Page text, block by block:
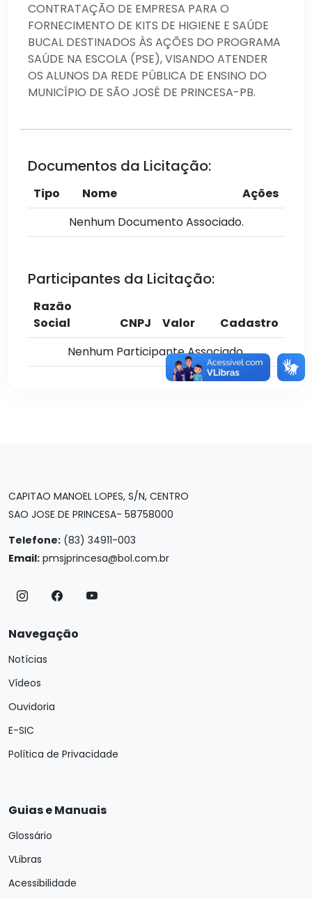
CONTRATAÇÃO DE EMPRESA PARA O
FORNECIMENTO DE KITS DE HIGIENE E SAÚDE
BUCAL DESTINADOS ÀS AÇÕES DO PROGRAMA
SAÚDE NA ESCOLA (PSE), VISANDO ATENDER
OS ALUNOS DA REDE PÚBLICA DE ENSINO DO
MUNICÍPIO DE SÃO JOSÉ DE PRINCESA-PB.
Documentos da Licitação:
Tipo Nome
Ações
Nenhum Documento Associado.
Participantes da Licitação:
Razão
Social
CNPJ Valor
Cadastro
Nenhum Participante Associado.
CAPITAO MANOEL LOPES, S/N, CENTRO
SAO JOSE DE PRINCESA- 58758000
Telefone: (83) 34911-003
Email: pmsjprincesa@bol.com.br
Navegação
Notícias
Vídeos
Ouvidoria
E-SIC
Política de Privacidade
Guias e Manuais
Glossário
VLibras
Acessibilidade